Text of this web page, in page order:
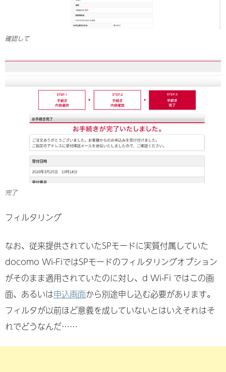
確認して
完了
フィルタリング
なお、従来提供されていたSPモードに実質付属していた
docomo Wi-FiではSPモードのフィルタリングオプション
がそのまま適用されていたのに対し、d Wi-Fi ではこの画
面、あるいは申込画面から別途申し込む必要があります。
フィルタが以前ほど意義を成していないとはいえそれはそ
れでどうなんだ……